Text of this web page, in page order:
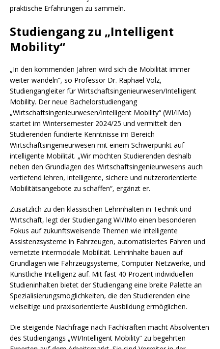
praktische Erfahrungen zu sammeln.
Studiengang zu „Intelligent
Mobility“
„In den kommenden Jahren wird sich die Mobilität immer
weiter wandeln“, so Professor Dr. Raphael Volz,
Studiengangleiter für Wirtschaftsingenieurwesen/Intelligent
Mobility. Der neue Bachelorstudiengang
„Wirtschaftsingenieurwesen/Intelligent Mobility“ (WI/IMo)
startet im Wintersemester 2024/25 und vermittelt den
Studierenden fundierte Kenntnisse im Bereich
Wirtschaftsingenieurwesen mit einem Schwerpunkt auf
intelligente Mobilität. „Wir möchten Studierenden deshalb
neben den Grundlagen des Wirtschaftsingenieurwesens auch
vertiefend lehren, intelligente, sichere und nutzerorientierte
Mobilitätsangebote zu schaffen“, ergänzt er.
Zusätzlich zu den klassischen Lehrinhalten in Technik und
Wirtschaft, legt der Studiengang WI/IMo einen besonderen
Fokus auf zukunftsweisende Themen wie intelligente
Assistenzsysteme in Fahrzeugen, automatisiertes Fahren und
vernetzte intermodale Mobilität. Lehrinhalte bauen auf
Grundlagen wie Fahrzeugsysteme, Computer Netzwerke, und
Künstliche Intelligenz auf. Mit fast 40 Prozent individuellen
Studieninhalten bietet der Studiengang eine breite Palette an
Spezialisierungsmöglichkeiten, die den Studierenden eine
vielseitige und praxisorientierte Ausbildung ermöglichen.
Die steigende Nachfrage nach Fachkräften macht Absolventen
des Studiengangs „WI/Intelligent Mobility“ zu begehrten